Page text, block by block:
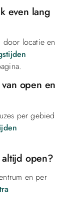
even lang
door locatie en
open en
per gebied
open?
en per